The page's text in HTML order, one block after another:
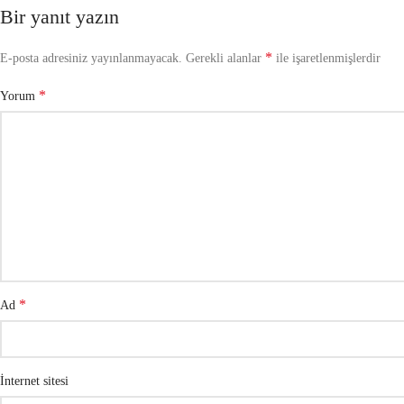
Bir yanıt yazın
E-posta adresiniz yayınlanmayacak. Gerekli alanlar * ile işaretlenmişlerdir
Yorum *
Ad *
İnternet sitesi